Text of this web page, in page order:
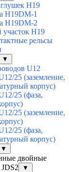
H19
H19DM-1
H19DM-2
H19
рельсы
▼
U12
25 (заземление,
корпус)
25 (фаза,
25 (заземление,
25 (фаза,
корпус)
▼
двойные
▼